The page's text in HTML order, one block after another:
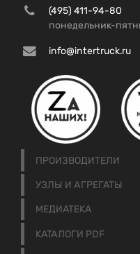
(495) 411-94-80
понедельник-
info@intertruck.ru
ПРОИЗВОДИТЕЛИ
УЗЛЫ И АГРЕГАТЫ
МЕДИАТЕКА
КАТАЛОГИ PDF